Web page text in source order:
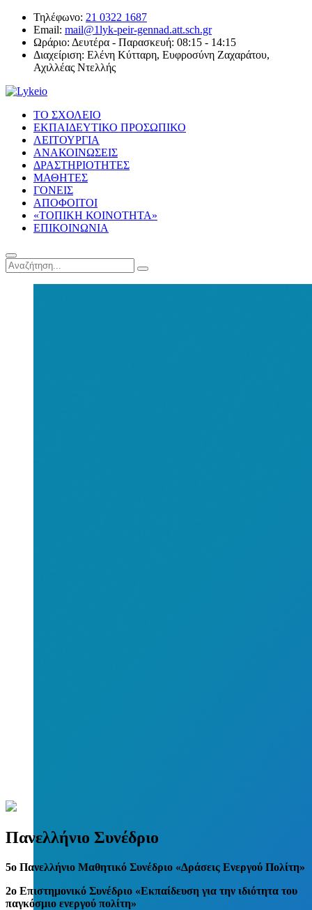
Τηλέφωνο: 21 0322 1687
Email: mail@1lyk-peir-gennad.att.sch.gr
Ωράριο: Δευτέρα - Παρασκευή: 08:15 - 14:15
Διαχείριση: Ελένη Κύτταρη, Ευφροσύνη Ζαχαράτου,
Αχιλλέας Ντελλής
ΤΟ ΣΧΟΛΕΙΟ
ΕΚΠΑΙΔΕΥΤΙΚΟ ΠΡΟΣΩΠΙΚΟ
ΛΕΙΤΟΥΡΓΙΑ
ΑΝΑΚΟΙΝΩΣΕΙΣ
ΔΡΑΣΤΗΡΙΟΤΗΤΕΣ
ΜΑΘΗΤΕΣ
ΓΟΝΕΙΣ
ΑΠΟΦΟΙΤΟΙ
«ΤΟΠΙΚΗ ΚΟΙΝΟΤΗΤΑ»
ΕΠΙΚΟΙΝΩΝΙΑ
Πανελλήνιο Συνέδριο
5o Πανελλήνιο Μαθητικό Συνέδριο «Δράσεις Ενεργού Πολίτη»
2ο Επιστημονικό Συνέδριο «Εκπαίδευση για την ιδιότητα του
παγκόσμιο ενεργού πολίτη»